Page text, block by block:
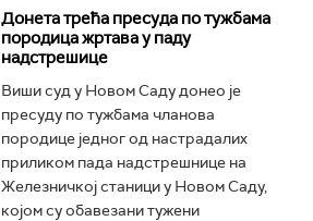
Донета трећа пресуда по тужбама
породица жртава у паду
надстрешице
Виши суд у Новом Саду донео је
пресуду по тужбама чланова
породице једног од настрадалих
приликом пада надстрешнице на
Железничкој станици у Новом Саду,
којом су обавезани тужени